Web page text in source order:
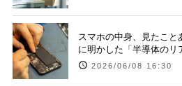
スマホの中身、見たこ
に明かした「半導体のリ
2026/06/08 16:30